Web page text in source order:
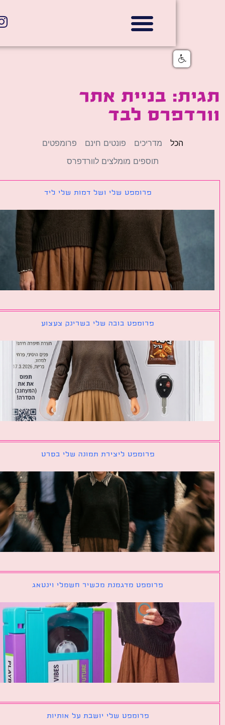
בניית אתר
לבד
מדריכים פונטים חינם
פרומפטים
תוספים מומלצים לוורדפרס
פרומפט שלי ושל דמות שלי ליד
פרומפט בובה שלי בשרינק צעצוע
פרומפט ליצירת תמונה שלי בסרט
פרומפט מדגמנת מכשיר חשמלי וינטאג
פרומפט שלי יושבת על אותיות